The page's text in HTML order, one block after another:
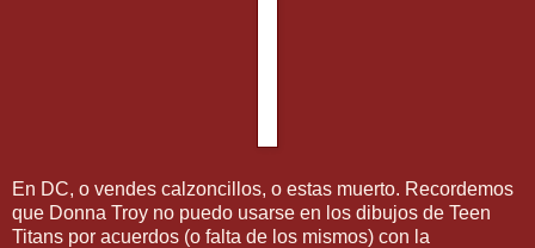
En DC, o vendes calzoncillos, o estas muerto. Recordemos
que Donna Troy no puedo usarse en los dibujos de Teen
Titans por acuerdos (o falta de los mismos) con la